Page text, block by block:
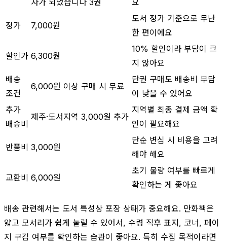
정가 7,000원
도서 정가 기준으로 무난
한 편이에요
할인가 6,300원
10% 할인이라 부담이 크
지 않아요
배송
조건
6,000원 이상 구매 시 무료
단권 구매도 배송비 부담
이 낮을 수 있어요
추가
배송비
제주·도서지역 3,000원 추가
지역별 최종 결제 금액 확
인이 필요해요
반품비 3,000원
단순 변심 시 비용을 고려
해야 해요
교환비 6,000원
초기 불량 여부를 빠르게
확인하는 게 좋아요
배송 관련해서는 도서 특성상 포장 상태가 중요해요. 만화책은
얇고 모서리가 쉽게 눌릴 수 있어서, 수령 직후 표지, 코너, 페이
지 구김 여부를 확인하는 습관이 좋아요. 특히 수집 목적이라면